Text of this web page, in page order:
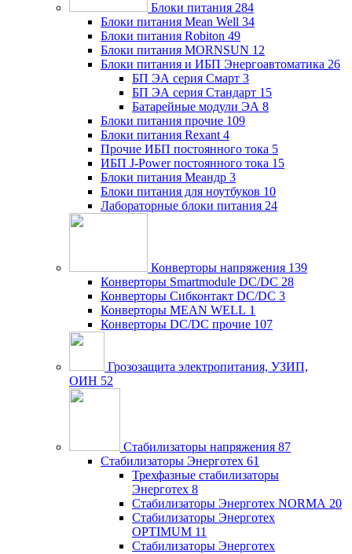
Блоки питания 284
Блоки питания Mean Well 34
Блоки питания Robiton 49
Блоки питания MORNSUN 12
Блоки питания и ИБП Энергоавтоматика 26
БП ЭА серия Смарт 3
БП ЭА серия Стандарт 15
Батарейные модули ЭА 8
Блоки питания прочие 109
Блоки питания Rexant 4
Прочие ИБП постоянного тока 5
ИБП J-Power постоянного тока 15
Блоки питания Меандр 3
Блоки питания для ноутбуков 10
Лабораторные блоки питания 24
Конверторы напряжения 139
Конверторы Smartmodule DC/DC 28
Конверторы Сибконтакт DC/DC 3
Конверторы MEAN WELL 1
Конверторы DC/DC прочие 107
Грозозащита электропитания, УЗИП,
ОИН 52
Стабилизаторы напряжения 87
Стабилизаторы Энерготех 61
Трехфазные стабилизаторы
Энерготех 8
Стабилизаторы Энерготех NORMA 20
Стабилизаторы Энерготех
OPTIMUM 11
Стабилизаторы Энерготех